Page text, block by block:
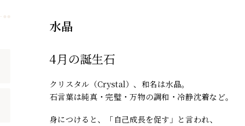
水晶
4月の誕生石
クリスタル（Crystal）、和名は水晶。
石言葉は純真・完璧・万物の調和・冷静沈着など。
身につけると、「自己成長を促す」と言われ、